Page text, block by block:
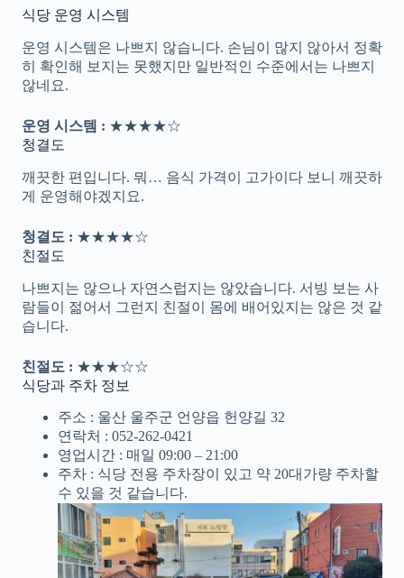
식당 운영 시스템
운영 시스템은 나쁘지 않습니다. 손님이 많지 않아서 정확
히 확인해 보지는 못했지만 일반적인 수준에서는 나쁘지
않네요.
운영 시스템 : ★★★★☆
청결도
깨끗한 편입니다. 뭐… 음식 가격이 고가이다 보니 깨끗하
게 운영해야겠지요.
청결도 : ★★★★☆
친절도
나쁘지는 않으나 자연스럽지는 않았습니다. 서빙 보는 사
람들이 젊어서 그런지 친절이 몸에 배어있지는 않은 것 같
습니다.
친절도 : ★★★☆☆
식당과 주차 정보
주소 : 울산 울주군 언양읍 헌양길 32
연락처 : 052-262-0421
영업시간 : 매일 09:00 – 21:00
주차 : 식당 전용 주차장이 있고 약 20대가량 주차할
수 있을 것 같습니다.